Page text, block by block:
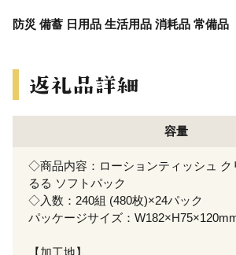
防災 備蓄 日用品 生活用品 消耗品 常備品
容量
◇商品内容：ローションティッシュ ク
るる ソフトパック
◇入数：240組 (480枚)×24パック
パッケージサイズ：
【加工地】